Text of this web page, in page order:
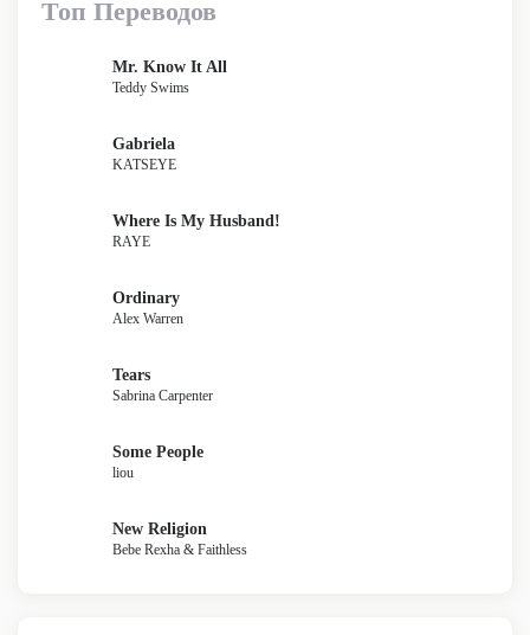
Топ Переводов
Mr. Know It All
Teddy Swims
Gabriela
KATSEYE
Where Is My Husband!
RAYE
Ordinary
Alex Warren
Tears
Sabrina Carpenter
Some People
liou
New Religion
Bebe Rexha & Faithless